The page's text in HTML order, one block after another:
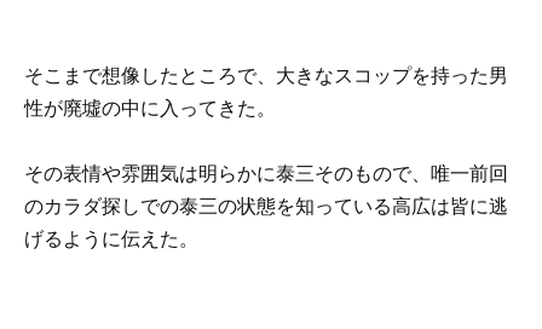
そこまで想像したところで、大きなスコップを持った男
性が廃墟の中に入ってきた。
その表情や雰囲気は明らかに泰三そのもので、唯一前回
のカラダ探しでの泰三の状態を知っている高広は皆に逃
げるように伝えた。